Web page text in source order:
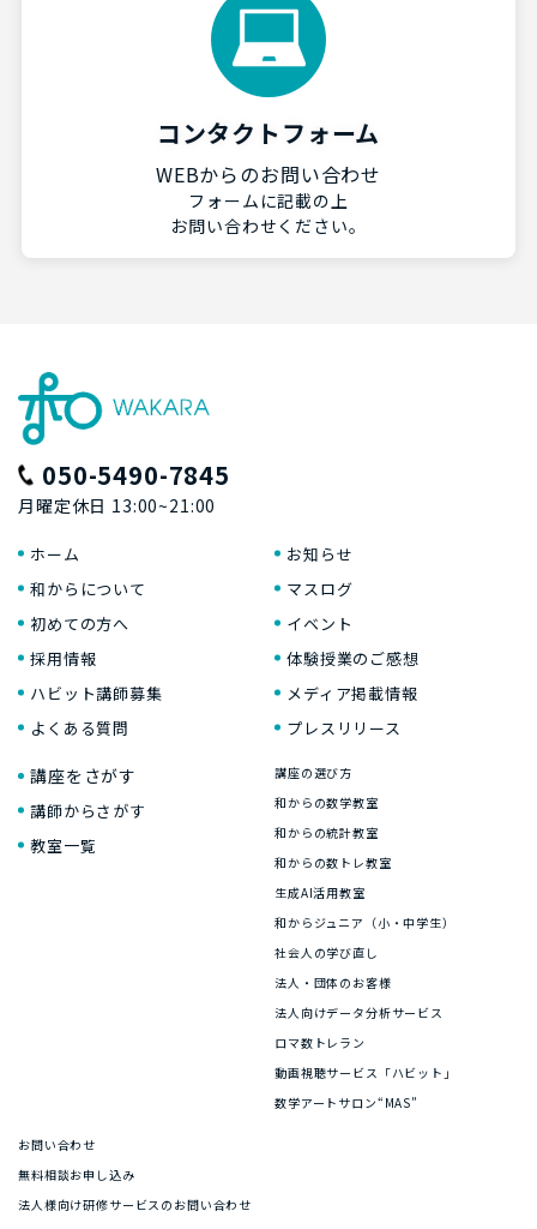
コンタクトフォーム
WEBからのお問い合わせ
フォームに記載の上
お問い合わせください。
050-5490-7845
月曜定休日 13:00~21:00
ホーム
和からについて
初めての方へ
採用情報
ハビット講師募集
よくある質問
お知らせ
マスログ
イベント
体験授業のご感想
メディア掲載情報
プレスリリース
講座をさがす
講師からさがす
教室一覧
講座の選び方
和からの数学教室
和からの統計教室
和からの数トレ教室
生成AI活用教室
和からジュニア（小・中学生）
社会人の学び直し
法人・団体のお客様
法人向けデータ分析サービス
ロマ数トレラン
動画視聴サービス「ハビット」
数学アートサロン“MAS”
お問い合わせ
無料相談お申し込み
法人様向け研修サービスのお問い合わせ